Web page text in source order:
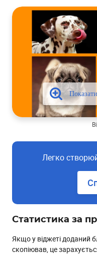
Легко
Статистика за
Якщо у віджеті доданий
скопіював, це